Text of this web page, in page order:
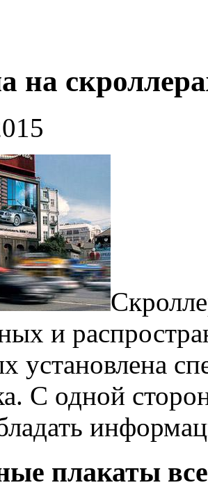
на
и
установлена
С одной
плакаты